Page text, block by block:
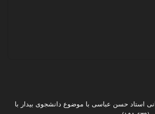
استاد حسن عباسی با موضوع دانشجوی بیدار با